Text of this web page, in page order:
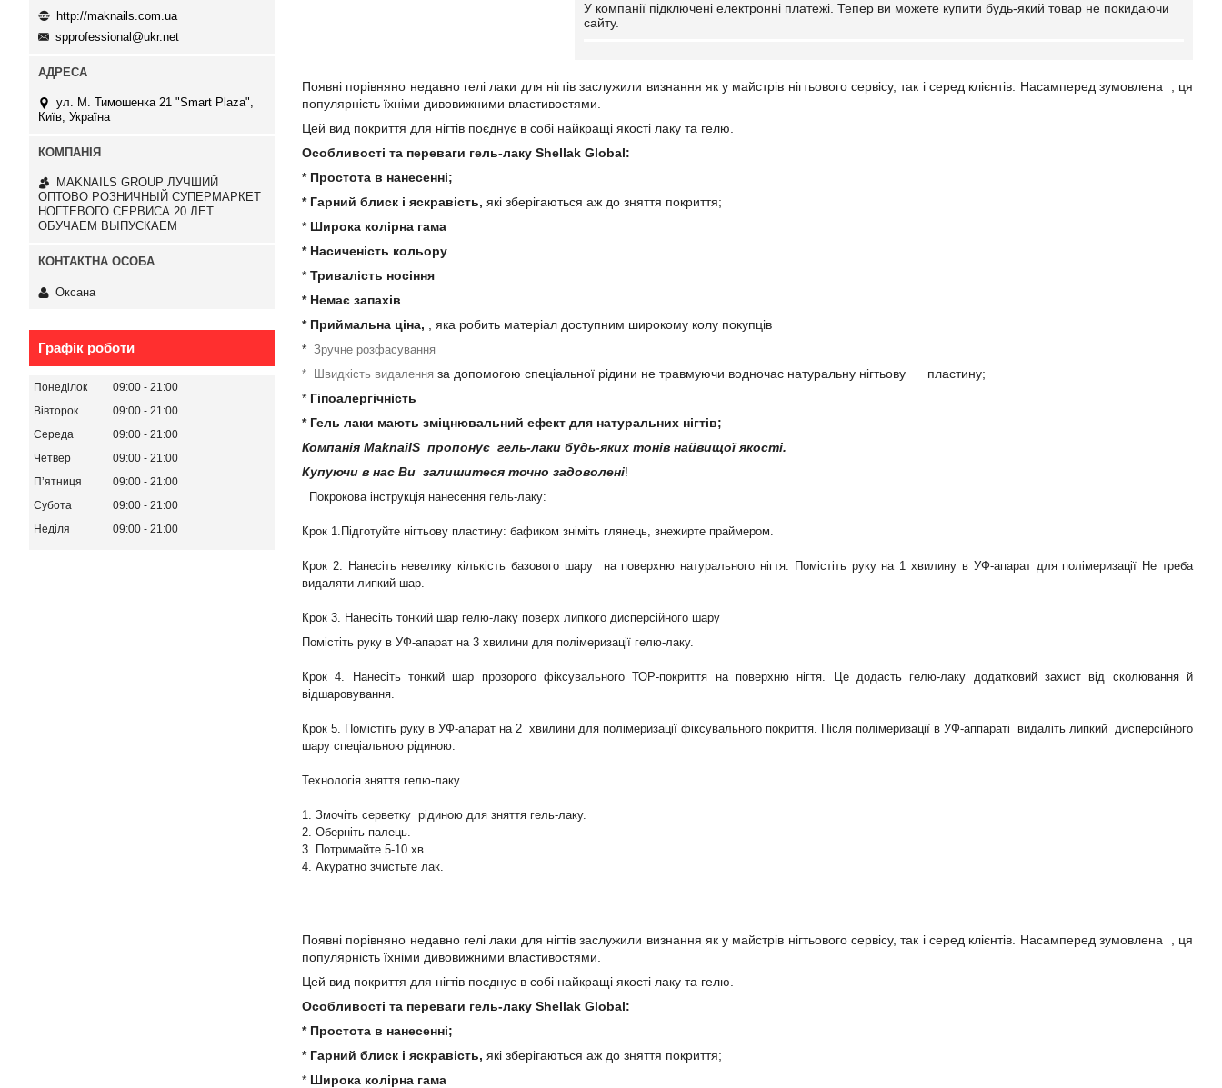
У компанії підключені електронні платежі. Тепер ви можете купити будь-який товар не покидаючи
сайту.
Появні порівняно недавно гелі лаки для нігтів заслужили визнання як у майстрів нігтьового сервісу, так і серед клієнтів. Насамперед зумовлена , ця
популярність їхніми дивовижними властивостями.
Цей вид покриття для нігтів поєднує в собі найкращі якості лаку та гелю.
Особливості та переваги гель-лаку Shellak Global:
* Простота в нанесенні;
* Гарний блиск і яскравість, які зберігаються аж до зняття покриття;
* Широка колірна гама
* Насиченість кольору
* Тривалість носіння
* Немає запахів
* Приймальна ціна,
, яка робить матеріал доступним широкому колу покупців
* Зручне розфасування
* Швидкість видалення за допомогою спеціальної рідини не травмуючи водночас натуральну нігтьову пластину;
* Гіпоалергічність
* Гель лаки мають зміцнювальний ефект для натуральних нігтів;
Компанія MaknailS пропонує гель-лаки будь-яких тонів найвищої якості.
Купуючи в нас Ви залишитеся точно задоволені!
Покрокова інструкція нанесення гель-лаку:
Крок 1.Підготуйте нігтьову пластину: бафиком зніміть глянець, знежирте праймером.
Крок 2. Нанесіть невелику кількість базового шару на поверхню натурального нігтя. Помістіть руку на 1 хвилину в УФ-апарат для полімеризації Не треба
видаляти липкий шар.
Крок 3. Нанесіть тонкий шар гелю-лаку поверх липкого дисперсійного шару
Помістіть руку в УФ-апарат на 3 хвилини для полімеризації гелю-лаку.
Крок 4. Нанесіть тонкий шар прозорого фіксувального ТОР-покриття на поверхню нігтя. Це додасть гелю-лаку додатковий захист від сколювання й
відшаровування.
Крок 5. Помістіть руку в УФ-апарат на 2 хвилини для полімеризації фіксувального покриття. Після полімеризації в УФ-аппараті видаліть липкий дисперсійного
шару спеціальною рідиною.
Технологія зняття гелю-лаку
1. Змочіть серветку рідиною для зняття гель-лаку.
2. Оберніть палець.
3. Потримайте 5-10 хв
4. Акуратно зчистьте лак.
Появні порівняно недавно гелі лаки для нігтів заслужили визнання як у майстрів нігтьового сервісу, так і серед клієнтів. Насамперед зумовлена , ця
популярність їхніми дивовижними властивостями.
Цей вид покриття для нігтів поєднує в собі найкращі якості лаку та гелю.
Особливості та переваги гель-лаку Shellak Global:
* Простота в нанесенні;
* Гарний блиск і яскравість, які зберігаються аж до зняття покриття;
* Широка колірна гама
http://maknails.com.ua
spprofessional@ukr.net
ул. М. Тимошенка 21 "Smart Plaza",
Київ, Україна
MAKNAILS GROUP ЛУЧШИЙ
ОПТОВО РОЗНИЧНЫЙ СУПЕРМАРКЕТ
НОГТЕВОГО СЕРВИСА 20 ЛЕТ
ОБУЧАЕМ ВЫПУСКАЕМ
Оксана
Графік роботи
Понеділок 09:00
21:00
Вівторок
09:00
21:00
Середа
09:00
21:00
Четвер
09:00
21:00
Пʼятниця
09:00
21:00
Субота
09:00
21:00
Неділя
09:00 21:00